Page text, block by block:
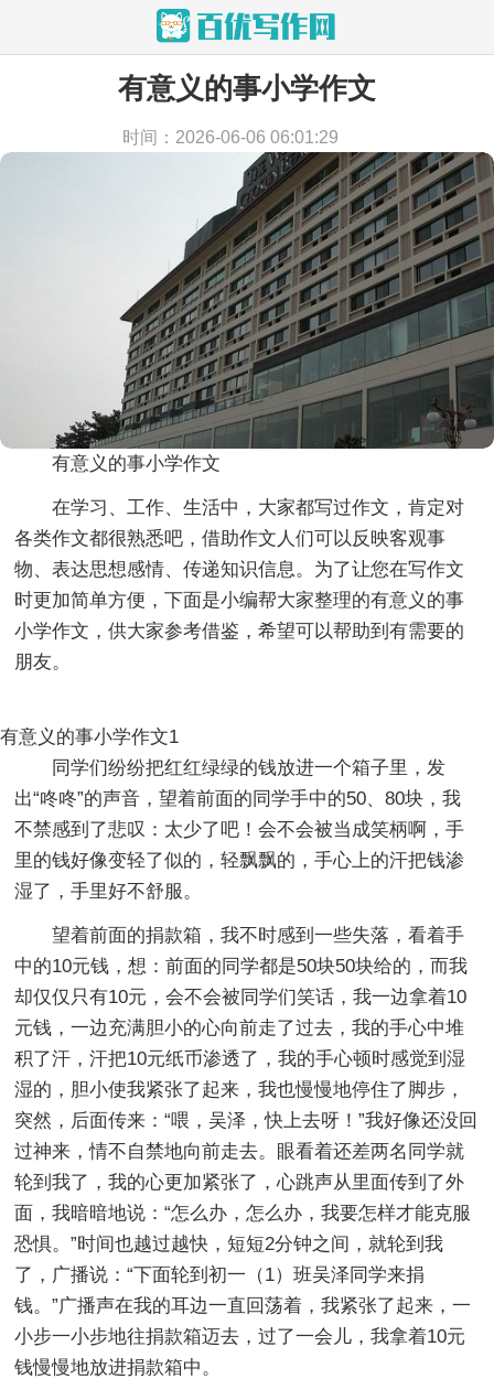
当前位置： 首页 > 作文 > 小学作文
有意义的事小学作文
时间：2026-06-06 06:01:29
有意义的事小学作文
在学习、工作、生活中，大家都写过作文，肯定对
各类作文都很熟悉吧，借助作文人们可以反映客观事
物、表达思想感情、传递知识信息。为了让您在写作文
时更加简单方便，下面是小编帮大家整理的有意义的事
小学作文，供大家参考借鉴，希望可以帮助到有需要的
朋友。
有意义的事小学作文1
同学们纷纷把红红绿绿的钱放进一个箱子里，发
出“咚咚”的声音，望着前面的同学手中的50、80块，我
不禁感到了悲叹：太少了吧！会不会被当成笑柄啊，手
里的钱好像变轻了似的，轻飘飘的，手心上的汗把钱渗
湿了，手里好不舒服。
望着前面的捐款箱，我不时感到一些失落，看着手
中的10元钱，想：前面的同学都是50块50块给的，而我
却仅仅只有10元，会不会被同学们笑话，我一边拿着10
元钱，一边充满胆小的心向前走了过去，我的手心中堆
积了汗，汗把10元纸币渗透了，我的手心顿时感觉到湿
湿的，胆小使我紧张了起来，我也慢慢地停住了脚步，
突然，后面传来：“喂，吴泽，快上去呀！”我好像还没回
过神来，情不自禁地向前走去。眼看着还差两名同学就
轮到我了，我的心更加紧张了，心跳声从里面传到了外
面，我暗暗地说：“怎么办，怎么办，我要怎样才能克服
恐惧。”时间也越过越快，短短2分钟之间，就轮到我
了，广播说：“下面轮到初一（1）班吴泽同学来捐
钱。”广播声在我的耳边一直回荡着，我紧张了起来，一
小步一小步地往捐款箱迈去，过了一会儿，我拿着10元
钱慢慢地放进捐款箱中。